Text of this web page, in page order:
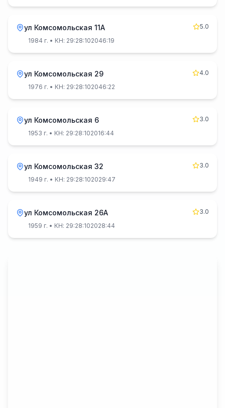
ул Комсомольская 11А
5.0
1984 г. • КН: 29:28:102046:19
ул Комсомольская 29
4.0
1976 г. • КН: 29:28:102046:22
ул Комсомольская 6
3.0
1953 г. • КН: 29:28:102016:44
ул Комсомольская 32
3.0
1949 г. • КН: 29:28:102029:47
ул Комсомольская 26А
3.0
1959 г. • КН: 29:28:102028:44